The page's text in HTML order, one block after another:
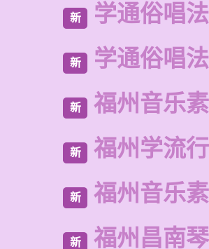
新 学通俗唱
新 学通俗唱
新 福州音乐
新 福州学流
新 福州音乐
新 福州昌南